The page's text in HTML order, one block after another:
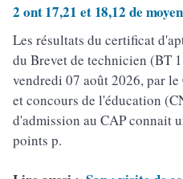
2 ont 17,21 et 18,12 de
Les résultats du certificat
du Brevet de technicien (BT
vendredi 07 août 2026, par
et concours de l'éducation
d'admission au CAP connait
points p.